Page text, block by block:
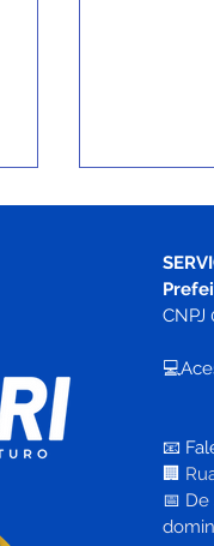
casas
CNPJ
📧
🏢
📅 De